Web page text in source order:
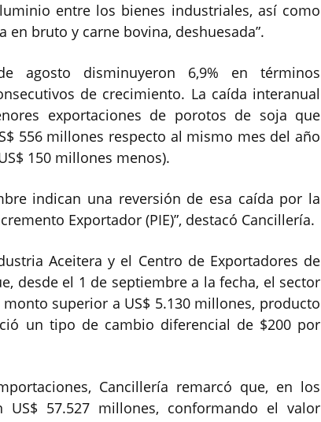
entre los bienes industriales, así como
en bruto y carne bovina, deshuesada”.
agosto disminuyeron 6,9% en términos
de crecimiento. La caída interanual
exportaciones de porotos de soja que
556 millones respecto al mismo mes del año
150 millones menos).
indican una reversión de esa caída por la
Exportador (PIE)”, destacó Cancillería.
Aceitera y el Centro de Exportadores de
desde el 1 de septiembre a la fecha, el sector
superior a US$ 5.130 millones, producto
un tipo de cambio diferencial de $200 por
Cancillería remarcó que, en los
US$ 57.527 millones, conformando el valor